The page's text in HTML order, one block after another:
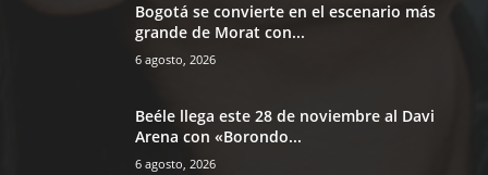
Bogotá se convierte en el escenario más
grande de Morat con...
6 agosto, 2026
Beéle llega este 28 de noviembre al Davi
Arena con «Borondo...
6 agosto, 2026